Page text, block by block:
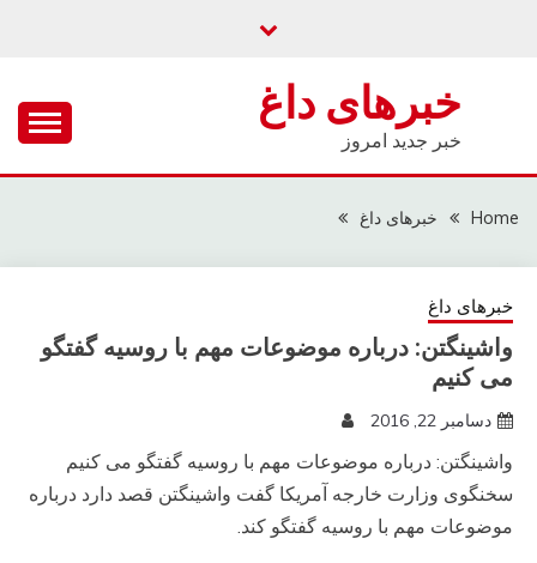
خبرهای داغ
خبر جدید امروز
Home خبرهای داغ
خبرهای داغ
واشینگتن: درباره موضوعات مهم با روسیه گفتگو
می کنیم
دسامبر 22, 2016
واشینگتن: درباره موضوعات مهم با روسیه گفتگو می کنیم
سخنگوی وزارت خارجه آمریکا گفت واشینگتن قصد دارد درباره
موضوعات مهم با روسیه گفتگو کند.